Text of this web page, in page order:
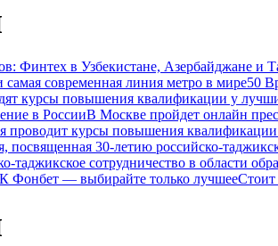
Финтех в Узбекистане, Азербайджане
современная линия метро в мире50
курсы повышения квалификации у
в РоссииВ Москве пройдет онлайн
проводит курсы повышения квалификации
посвященная 30-летию российско-
таджикское сотрудничество в области
Фонбет — выбирайте только лучшееСтоит